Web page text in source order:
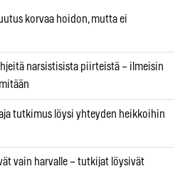
korvaa hoidon, mutta ei
narsistisista piirteistä – ilmeisin
tutkimus löysi yhteyden heikkoihin
vain harvalle – tutkijat löysivät